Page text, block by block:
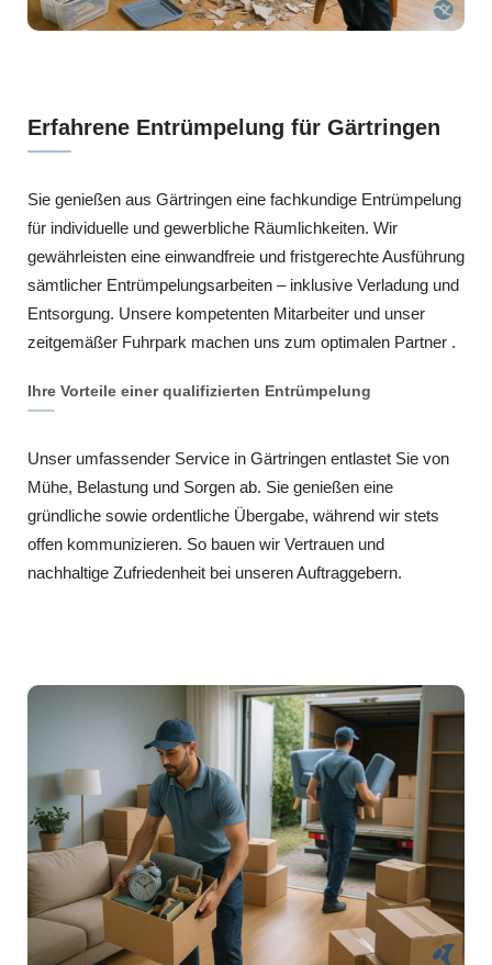
Erfahrene Entrümpelung für Gärtringen
Sie genießen aus Gärtringen eine fachkundige Entrümpelung
für individuelle und gewerbliche Räumlichkeiten. Wir
gewährleisten eine einwandfreie und fristgerechte Ausführung
sämtlicher Entrümpelungsarbeiten – inklusive Verladung und
Entsorgung. Unsere kompetenten Mitarbeiter und unser
zeitgemäßer Fuhrpark machen uns zum optimalen Partner .
Ihre Vorteile einer qualifizierten Entrümpelung
Unser umfassender Service in Gärtringen entlastet Sie von
Mühe, Belastung und Sorgen ab. Sie genießen eine
gründliche sowie ordentliche Übergabe, während wir stets
offen kommunizieren. So bauen wir Vertrauen und
nachhaltige Zufriedenheit bei unseren Auftraggebern.